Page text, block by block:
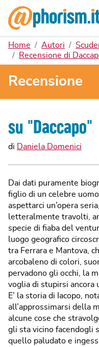
Home Autori
Recensione di
Recensione
su "Daccapo"
di Daniela Domenici
Dai dati puramente
figlio di un celebre
aspettarci un’opera
letteralmente travolti,
specie di fiaba del
luogo geografico
tra Ferrara e Mantova,
arcobaleno di colori,
pervadono gli occhi, la
voglia di stupirsi ancora
E’ la storia di Iacopo,
all’approssimarsi della
alcune cose che
gli sta vicino facendogli
quello paludato e